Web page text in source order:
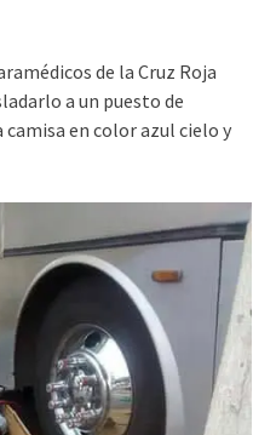
de la Cruz Roja
a un puesto de
en color azul cielo y